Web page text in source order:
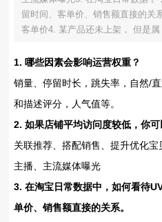
留时间、客单价、销售额直接的关
客单价4. 某产品还未上架， 但是属
1. 哪些因素会影响运营权重？
销量、停留时长，跳失率，自然/
和描述评分，人气值等。
2. 如果店铺平均访问度较低，你
关联推荐、搭配销售、提升优化宝
主播、主流媒体曝光
3. 在淘宝日常数据中，如何看待
单价、销售额直接的关系。